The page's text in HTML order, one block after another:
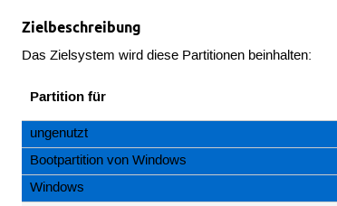
Zielbeschreibung
Das Zielsystem wird diese Partitionen beinhalten:
Partition für
ungenutzt
Bootpartition von Windows
Windows